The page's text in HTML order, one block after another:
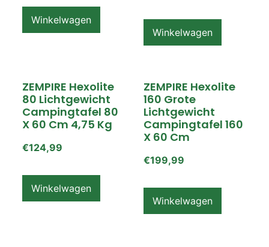
Winkelwagen
Winkelwagen
ZEMPIRE Hexolite
80 Lichtgewicht
Campingtafel 80
X 60 Cm 4,75 Kg
€124,99
Winkelwagen
ZEMPIRE Hexolite
160 Grote
Lichtgewicht
Campingtafel 160
X 60 Cm
€199,99
Winkelwagen